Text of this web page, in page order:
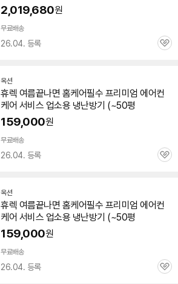
2,019,680원
무료배송
26.04. 등록
관
옥션
휴렉 여름끝나면 홈케어필수 프리미엄 에어컨
케어 서비스 업소용 냉난방기 (~50평
159,000원
무료배송
26.04. 등록
관
옥션
휴렉 여름끝나면 홈케어필수 프리미엄 에어컨
케어 서비스 업소용 냉난방기 (~50평
159,000원
무료배송
26.04. 등록
관